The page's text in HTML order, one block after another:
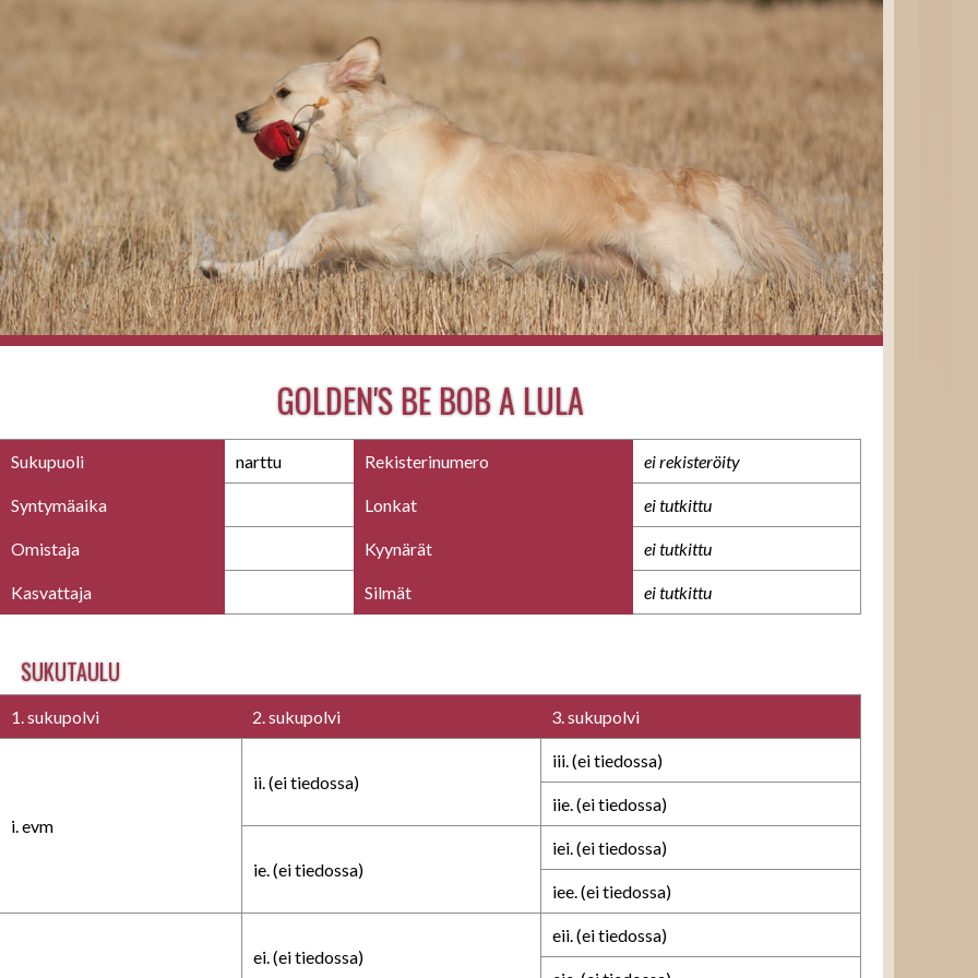
GOLDEN'S BE BOB A LULA
Sukupuoli narttu Rekisterinumero ei rekisteröity
Syntymäaika Lonkat ei tutkittu
Omistaja Kyynärät ei tutkittu
Kasvattaja Silmät ei tutkittu
SUKUTAULU
1. sukupolvi 2. sukupolvi 3. sukupolvi
i. evm
ii. (ei tiedossa)
iii. (ei tiedossa)
iie. (ei tiedossa)
ie. (ei tiedossa)
iei. (ei tiedossa)
iee. (ei tiedossa)
ei. (ei tiedossa)
eii. (ei tiedossa)